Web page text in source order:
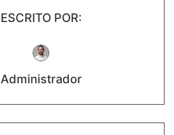
ESCRITO POR:
Administrador